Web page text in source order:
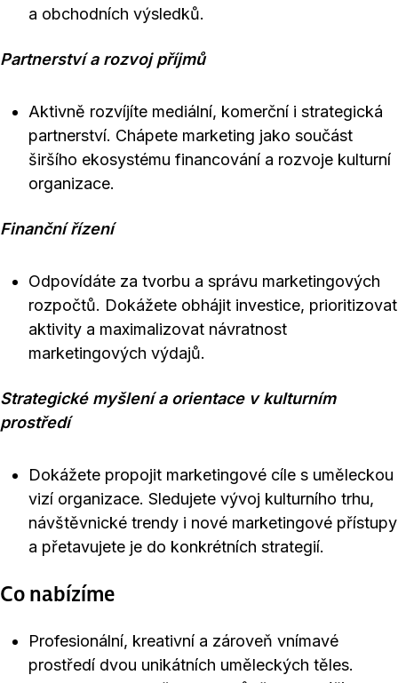
a obchodních výsledků.
Partnerství a rozvoj příjmů
Aktivně rozvíjíte mediální, komerční i strategická
partnerství. Chápete marketing jako součást
širšího ekosystému financování a rozvoje kulturní
organizace.
Finanční řízení
Odpovídáte za tvorbu a správu marketingových
rozpočtů. Dokážete obhájit investice, prioritizovat
aktivity a maximalizovat návratnost
marketingových výdajů.
Strategické myšlení a orientace v kulturním
prostředí
Dokážete propojit marketingové cíle s uměleckou
vizí organizace. Sledujete vývoj kulturního trhu,
návštěvnické trendy i nové marketingové přístupy
a přetavujete je do konkrétních strategií.
Co nabízíme
Profesionální, kreativní a zároveň vnímavé
prostředí dvou unikátních uměleckých těles.